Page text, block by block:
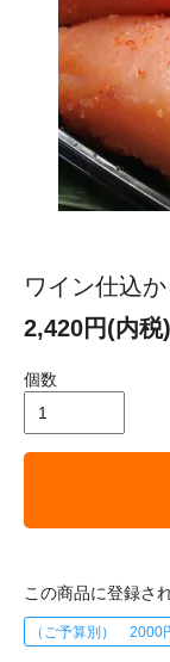
ワイン仕込
2,420円(内税)
個数
この商品に登録さ
（ご予算別） 2000